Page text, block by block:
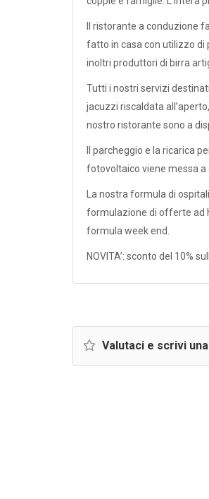
Il ristorante a conduzione
fatto in casa con utilizzo di
inoltri produttori di birra
Tutti i nostri servizi
jacuzzi riscaldata
nostro ristorante sono a
Il parcheggio e la ricarica
fotovoltaico viene messa a
La nostra formula di
formulazione di offerte ad
formula week end.
NOVITA’: sconto del 10%
Valutaci e scrivi